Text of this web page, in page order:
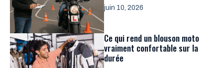
juin 10, 2026
Ce qui rend un blouson moto
vraiment confortable sur la
durée